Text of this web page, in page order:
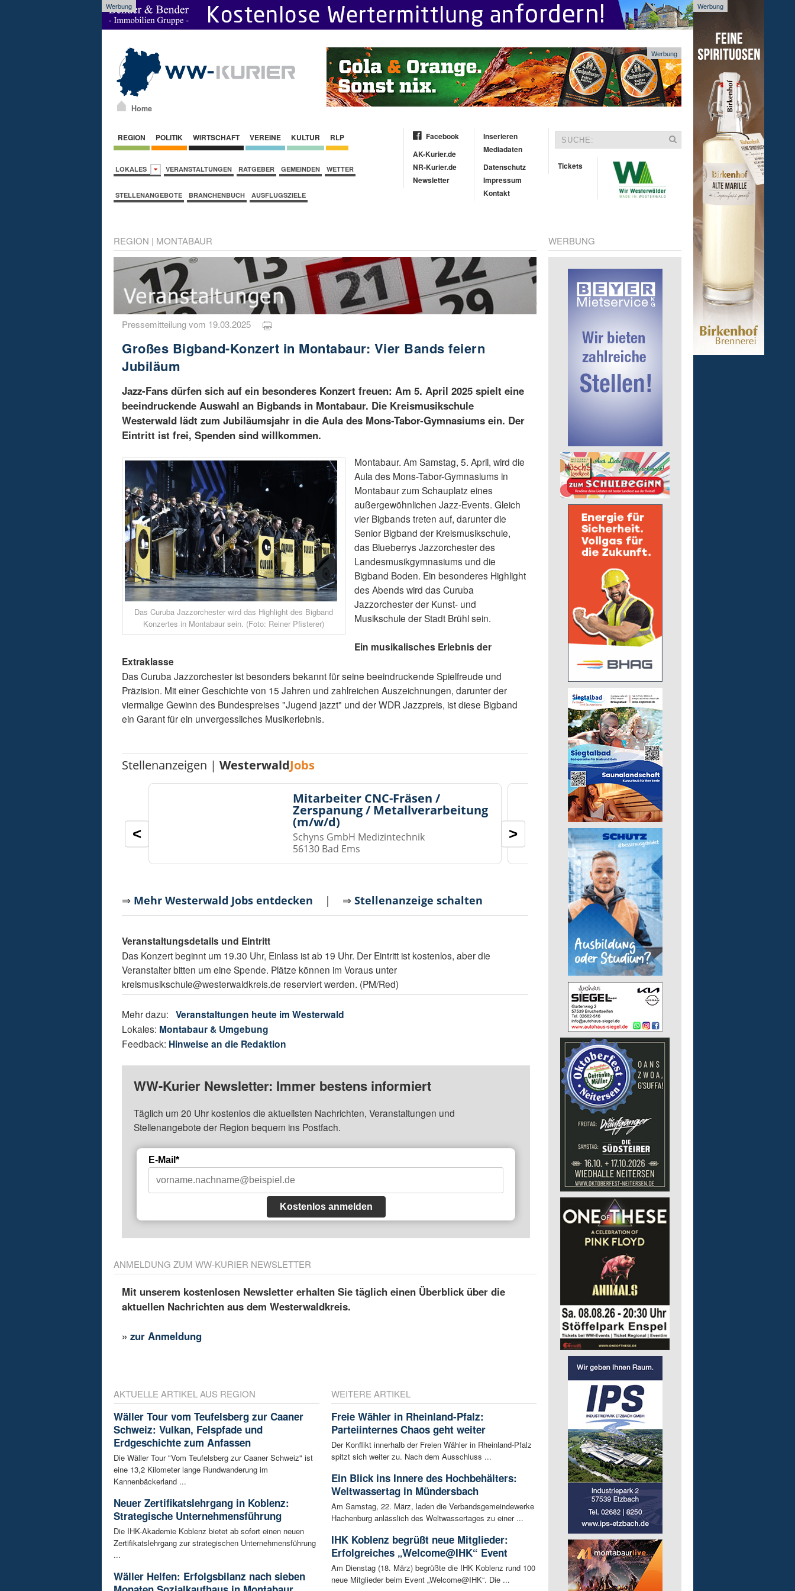
Werbung Werbung
Home
Werbung
REGION POLITIK WIRTSCHAFT VEREINE KULTUR RLP
LOKALES VERANSTALTUNGEN RATGEBER GEMEINDEN WETTER
STELLENANGEBOTE BRANCHENBUCH AUSFLUGSZIELE
Facebook
AK-Kurier.de
NR-Kurier.de
Newsletter
Inserieren
Mediadaten
Datenschutz
Impressum
Kontakt
Tickets
REGION | MONTABAUR
Pressemitteilung vom 19.03.2025
Großes Bigband-Konzert in Montabaur: Vier Bands feiern
Jubiläum
Jazz-Fans dürfen sich auf ein besonderes Konzert freuen: Am 5. April 2025 spielt eine
beeindruckende Auswahl an Bigbands in Montabaur. Die Kreismusikschule
Westerwald lädt zum Jubiläumsjahr in die Aula des Mons-Tabor-Gymnasiums ein. Der
Eintritt ist frei, Spenden sind willkommen.
Das Curuba Jazzorchester wird das Highlight des Bigband
Konzertes in Montabaur sein. (Foto: Reiner Pfisterer)
Montabaur. Am Samstag, 5. April, wird die
Aula des Mons-Tabor-Gymnasiums in
Montabaur zum Schauplatz eines
außergewöhnlichen Jazz-Events. Gleich
vier Bigbands treten auf, darunter die
Senior Bigband der Kreismusikschule,
das Blueberrys Jazzorchester des
Landesmusikgymnasiums und die
Bigband Boden. Ein besonderes Highlight
des Abends wird das Curuba
Jazzorchester der Kunst- und
Musikschule der Stadt Brühl sein.
Ein musikalisches Erlebnis der
Extraklasse
Das Curuba Jazzorchester ist besonders bekannt für seine beeindruckende Spielfreude und
Präzision. Mit einer Geschichte von 15 Jahren und zahlreichen Auszeichnungen, darunter der
viermalige Gewinn des Bundespreises "Jugend jazzt" und der WDR Jazzpreis, ist diese Bigband
ein Garant für ein unvergessliches Musikerlebnis.
Stellenanzeigen |WesterwaldJobs
Mitarbeiter CNC-Fräsen /
Zerspanung / Metallverarbeitung
(m/w/d)
Schyns GmbH Medizintechnik
56130 Bad Ems
Pädagogische
für die Wohnstätte
Lebenshilfe im Landkreis
GmbH
57632 Flammersfeld
< >
⇒ Mehr Westerwald Jobs entdecken | ⇒Stellenanzeige schalten
Veranstaltungsdetails und Eintritt
Das Konzert beginnt um 19.30 Uhr, Einlass ist ab 19 Uhr. Der Eintritt ist kostenlos, aber die
Veranstalter bitten um eine Spende. Plätze können im Voraus unter
kreismusikschule@westerwaldkreis.de reserviert werden. (PM/Red)
Mehr dazu:Veranstaltungen heute im Westerwald
Lokales: Montabaur & Umgebung
Feedback: Hinweise an die Redaktion
WW-Kurier Newsletter: Immer bestens informiert
Täglich um 20 Uhr kostenlos die aktuellsten Nachrichten, Veranstaltungen und
Stellenangebote der Region bequem ins Postfach.
E-Mail*
Kostenlos anmelden
ANMELDUNG ZUM WW-KURIER NEWSLETTER
Mit unserem kostenlosen Newsletter erhalten Sie täglich einen Überblick über die
aktuellen Nachrichten aus dem Westerwaldkreis.
»zur Anmeldung
AKTUELLE ARTIKEL AUS REGION
Wäller Tour vom Teufelsberg zur Caaner
Schweiz: Vulkan, Felspfade und
Erdgeschichte zum Anfassen
Die Wäller Tour "Vom Teufelsberg zur Caaner Schweiz" ist
eine 13,2 Kilometer lange Rundwanderung im
Kannenbäckerland ...
Neuer Zertifikatslehrgang in Koblenz:
Strategische Unternehmensführung
Die IHK-Akademie Koblenz bietet ab sofort einen neuen
Zertifikatslehrgang zur strategischen Unternehmensführung
...
Wäller Helfen: Erfolgsbilanz nach sieben
WEITERE ARTIKEL
Freie Wähler in Rheinland-Pfalz:
Parteiinternes Chaos geht weiter
Der Konflikt innerhalb der Freien Wähler in Rheinland-Pfalz
spitzt sich weiter zu. Nach dem Ausschluss ...
Ein Blick ins Innere des Hochbehälters:
Weltwassertag in Mündersbach
Am Samstag, 22. März, laden die Verbandsgemeindewerke
Hachenburg anlässlich des Weltwassertages zu einer ...
IHK Koblenz begrüßt neue Mitglieder:
Erfolgreiches „Welcome@IHK“ Event
Am Dienstag (18. März) begrüßte die IHK Koblenz rund 100
neue Mitglieder beim Event „Welcome@IHK“. Die ...
WERBUNG